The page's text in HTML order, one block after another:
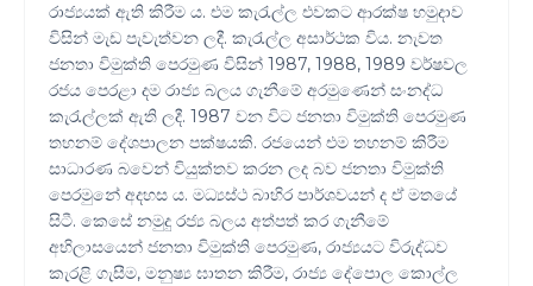
රාජ්‍යයක් ඇති කිරීම ය. එම කැරැල්ල එවකට ආරක්ෂ හමුදාව
විසින් මැඩ පැවැත්වන ලදී. කැරැල්ල අසාර්ථක විය. නැවත
ජනතා විමුක්ති පෙරමුණ විසින් 1987, 1988, 1989 වර්ෂවල
රජය පෙරළා දම රාජ්‍ය බලය ගැනීමේ අරමුණෙන් සංනද්ධ
කැරැල්ලක් ඇති ලදී. 1987 වන විට ජනතා විමුක්ති පෙරමුණ
තහනම් දේශපාලන පක්ෂයකි. රජයෙන් එම තහනම් කිරීම
සාධාරණ බවෙන් වියුක්තව කරන ලද බව ජනතා විමුක්ති
පෙරමුනේ අදහස ය. මධ්‍යස්ථ බාහිර පාර්ශවයන් ද ඒ මතයේ
සිටී. කෙසේ නමුදු රජ්‍ය බලය අත්පත් කර ගැනීමේ
අභිලාසයෙන් ජනතා විමුක්ති පෙරමුණ, රාජ්‍යයට විරුද්ධව
කැරළි ගැසීම, මනුෂ්‍ය ඝාතන කිරීම, රාජ්‍ය දේපොල කොල්ල